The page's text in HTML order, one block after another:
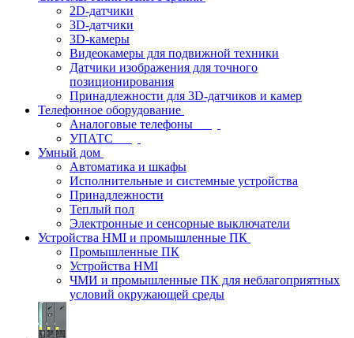
2D-датчики
3D-датчики
3D-камеры
Видеокамеры для подвижной техники
Датчики изображения для точного
позиционирования
Принадлежности для 3D-датчиков и камер
Телефонное оборудование
Аналоговые телефоны
УПАТС
Умный дом
Автоматика и шкафы
Исполнительные и системные устройства
Принадлежности
Теплый пол
Электронные и сенсорные выключатели
Устройства HMI и промышленные ПК
Промышленные ПК
Устройства HMI
ЧМИ и промышленные ПК для неблагоприятных
условий окружающей среды